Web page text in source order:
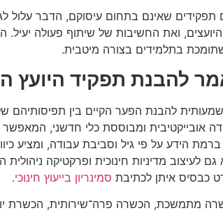
שאינם בתחום עיסוקם, הדבר עלול
בתלמידים בצורה מיטבית.
להבנת תפקיד היועץ
להבנת הפער הקיים בין תפיסותיהם של
הידע על פי גיל וסביבת עבודה, ומציע
מדיניות חינוכית ופרקטיקה
כבסיס איתן לכתיבת סמינריון בייעוץ חינוכי.
מתמשכת, הכשרה פרה־שירותית, הכשרת